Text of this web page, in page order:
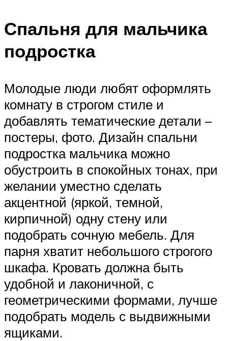
Спальня для мальчика
подростка
Молодые люди любят оформлять
комнату в строгом стиле и
добавлять тематические детали –
постеры, фото. Дизайн спальни
подростка мальчика можно
обустроить в спокойных тонах, при
желании уместно сделать
акцентной (яркой, темной,
кирпичной) одну стену или
подобрать сочную мебель. Для
парня хватит небольшого строгого
шкафа. Кровать должна быть
удобной и лаконичной, с
геометрическими формами, лучше
подобрать модель с выдвижными
ящиками.